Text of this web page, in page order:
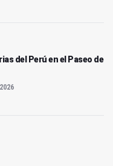
del Perú en el Paseo de